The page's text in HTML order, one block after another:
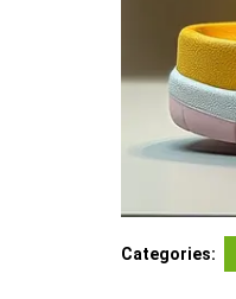
Categories: